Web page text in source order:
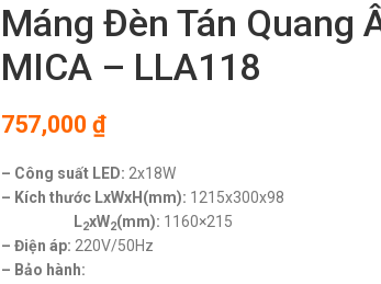
Máng Đèn Tán Quang
MICA – LLA118
757,000 ₫
– Công suất LED: 2x18W
– Kích thước LxWxH(mm): 1215x300x98
L2xW2(mm): 1160×215
– Điện áp: 220V/50Hz
– Bảo hành: